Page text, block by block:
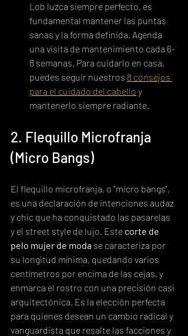
Lob luzca siempre perfecto, es
fundamental mantener las puntas
sanas y la forma definida. Agenda
una visita de mantenimiento cada 6-
8 semanas. Para cuidarlo en casa,
puedes seguir nuestros 8 consejos
para el cuidado del cabello y
mantenerlo siempre radiante.
2. Flequillo Microfranja
(Micro Bangs)
El flequillo microfranja, o "micro bangs",
es una declaración de intenciones audaz
y chic que ha conquistado las pasarelas
y el street style de lujo. Este corte de
pelo mujer de moda se caracteriza por
su longitud mínima, quedando varios
centímetros por encima de las cejas, y
enmarca el rostro con una precisión casi
arquitectónica. Es la elección perfecta
para quienes desean un cambio radical y
vanguardista que resalte las facciones y